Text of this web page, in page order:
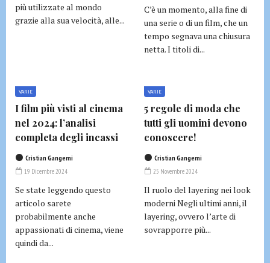
più utilizzate al mondo
grazie alla sua velocità, alle...
C’è un momento, alla fine di
una serie o di un film, che un
tempo segnava una chiusura
netta. I titoli di...
VARIE
I film più visti al cinema
nel 2024: l’analisi
completa degli incassi
Cristian Gangemi
19 Dicembre 2024
Se state leggendo questo
articolo sarete
probabilmente anche
appassionati di cinema, viene
quindi da...
VARIE
5 regole di moda che
tutti gli uomini devono
conoscere!
Cristian Gangemi
25 Novembre 2024
Il ruolo del layering nei look
moderni Negli ultimi anni, il
layering, ovvero l’arte di
sovrapporre più...